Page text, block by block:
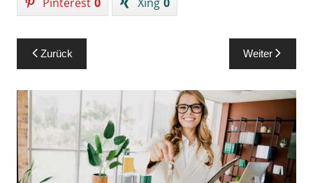
Beitragsnavigation
Zurück Weiter